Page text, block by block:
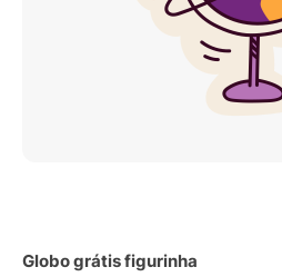
Globo grátis figurinha